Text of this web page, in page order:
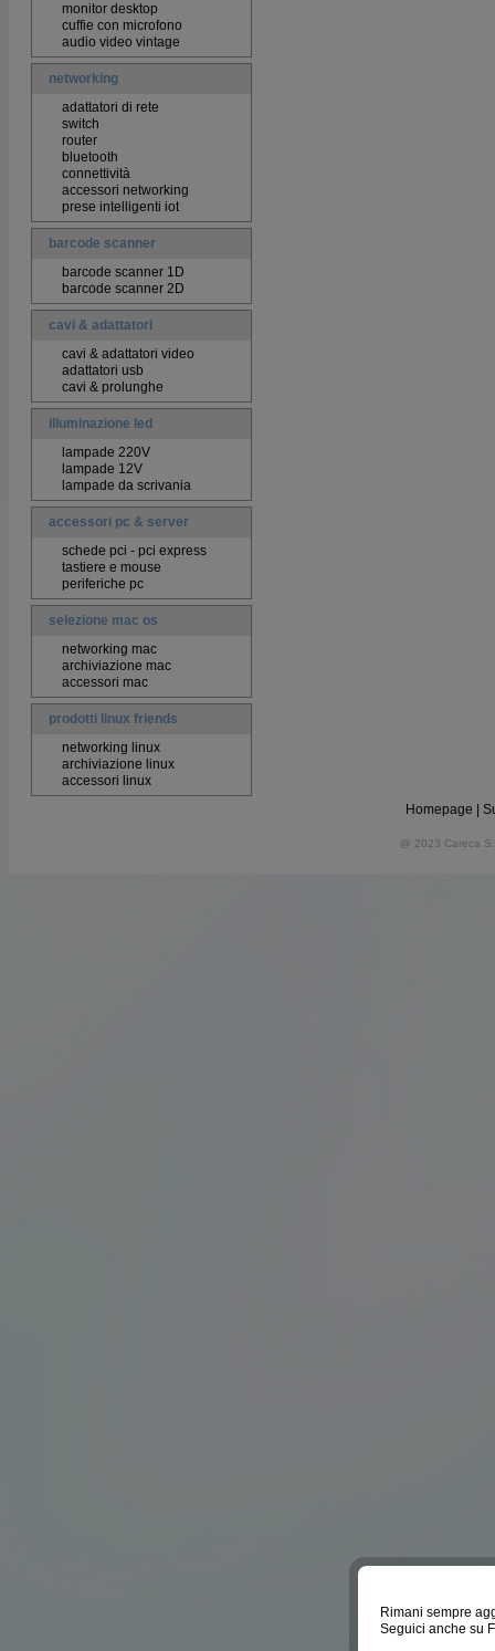
monitor desktop
cuffie con microfono
audio video vintage
networking
adattatori di rete
switch
router
bluetooth
connettività
accessori networking
prese intelligenti iot
barcode scanner
barcode scanner 1D
barcode scanner 2D
cavi & adattatori
cavi & adattatori video
adattatori usb
cavi & prolunghe
illuminazione led
lampade 220V
lampade 12V
lampade da scrivania
accessori pc & server
schede pci - pci express
tastiere e mouse
periferiche pc
selezione mac os
networking mac
archiviazione mac
accessori mac
prodotti linux friends
networking linux
archiviazione linux
accessori linux
Homepage
@ 2023 Careca
Rimani sempre
Seguici anche su